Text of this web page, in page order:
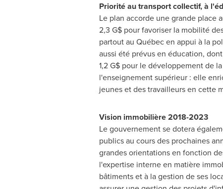
Priorité au transport collectif, à
Le plan accorde une grande place
2,3 G$ pour favoriser la mobilité
partout au Québec en appui à la
aussi été prévus en éducation,
1,2 G$ pour le développement de
l'enseignement supérieur : elle
jeunes et des travailleurs en cette
Vision immobilière 2018-2023
Le gouvernement se dotera
publics au cours des prochaines
grandes orientations en fonction
l'expertise interne en matière
bâtiments et à la gestion de ses